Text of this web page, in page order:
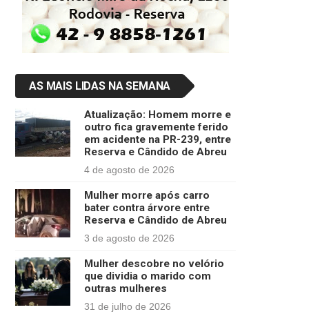
AS MAIS LIDAS NA SEMANA
Atualização: Homem morre e
outro fica gravemente ferido
em acidente na PR-239, entre
Reserva e Cândido de Abreu
4 de agosto de 2026
Mulher morre após carro
bater contra árvore entre
Reserva e Cândido de Abreu
3 de agosto de 2026
Mulher descobre no velório
que dividia o marido com
outras mulheres
31 de julho de 2026